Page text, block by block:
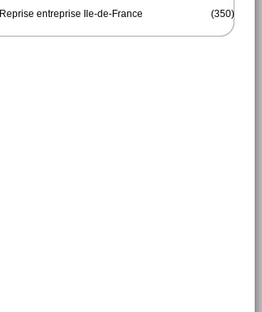
Reprise entreprise Ile-de-France
(350)